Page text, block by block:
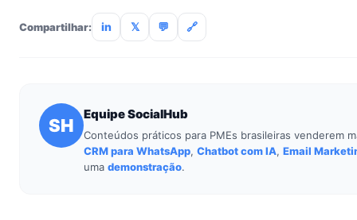
Compartilhar: in 𝕏 💬 🔗
SH
Equipe SocialHub
Conteúdos práticos para PMEs brasileiras venderem
CRM para WhatsApp, Chatbot com IA, Email
uma demonstração.